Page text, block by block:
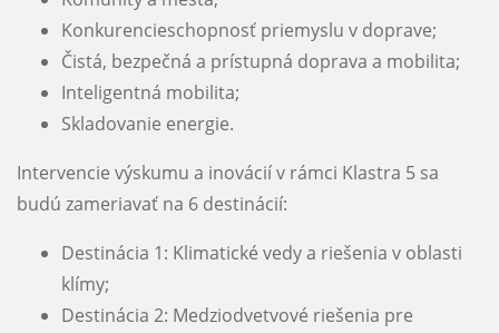
Konkurencieschopnosť priemyslu v doprave;
Čistá, bezpečná a prístupná doprava a mobilita;
Inteligentná mobilita;
Skladovanie energie.
Intervencie výskumu a inovácií v rámci Klastra 5 sa
budú zameriavať na 6 destinácií:
Destinácia 1: Klimatické vedy a riešenia v oblasti
klímy;
Destinácia 2: Medziodvetvové riešenia pre